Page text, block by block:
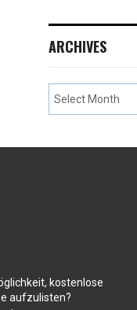
ARCHIVES
kostenlose
aufzulisten?